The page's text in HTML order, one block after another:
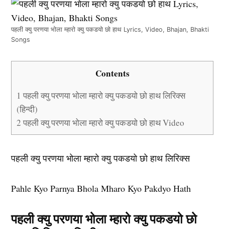
पहली क्यु परणया भोला म्हारो क्यु पकडयो छो हाथ Lyrics, Video, Bhajan, Bhakti
Songs
Contents
1 पहली क्यु परणया भोला म्हारो क्यु पकडयो छो हाथ लिरिक्स
(हिन्दी)
2 पहली क्यु परणया भोला म्हारो क्यु पकडयो छो हाथ Video
पहली क्यु परणया भोला म्हारो क्यु पकडयो छो हाथ लिरिक्स
Pahle Kyo Parnya Bhola Mharo Kyo Pakdyo Hath
पहली क्यु परणया भोला म्हारो क्यु पकडयो छो